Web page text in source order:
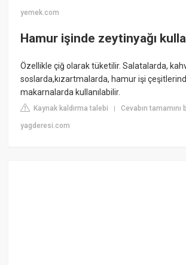
yemek.com
Hamur işinde zeytinyağı
Özellikle çiğ olarak tüketilir. Salatalarda,
soslarda,kızartmalarda, hamur işi
makarnalarda kullanılabilir.
Kaynak kaldırma talebi |Cevabın tamamını
yagderesi.com